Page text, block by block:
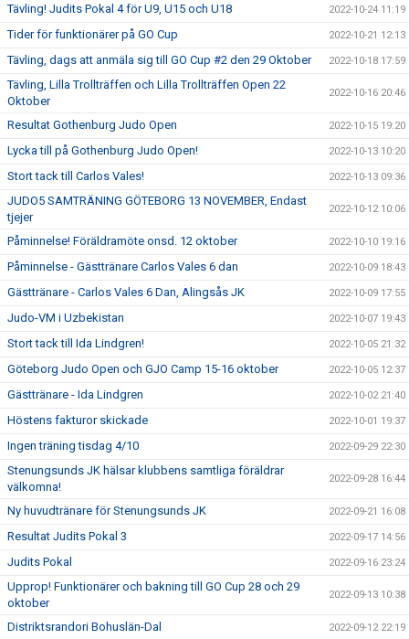
Tävling! Judits Pokal 4 för U9, U15 och U18 2022-10-24 11:19
Tider för funktionärer på GO Cup 2022-10-21 12:13
Tävling, dags att anmäla sig till GO Cup #2 den 29 Oktober 2022-10-18 17:59
Tävling, Lilla Trollträffen och Lilla Trollträffen Open 22
Oktober
2022-10-16 20:46
Resultat Gothenburg Judo Open 2022-10-15 19:20
Lycka till på Gothenburg Judo Open! 2022-10-13 10:20
Stort tack till Carlos Vales! 2022-10-13 09:36
JUDO5 SAMTRÄNING GÖTEBORG 13 NOVEMBER, Endast
tjejer
2022-10-12 10:06
Påminnelse! Föräldramöte onsd. 12 oktober 2022-10-10 19:16
Påminnelse - Gästtränare Carlos Vales 6 dan 2022-10-09 18:43
Gästtränare - Carlos Vales 6 Dan, Alingsås JK 2022-10-09 17:55
Judo-VM i Uzbekistan 2022-10-07 19:43
Stort tack till Ida Lindgren! 2022-10-05 21:32
Göteborg Judo Open och GJO Camp 15-16 oktober 2022-10-05 12:37
Gästtränare - Ida Lindgren 2022-10-02 21:40
Höstens fakturor skickade 2022-10-01 19:37
Ingen träning tisdag 4/10 2022-09-29 22:30
Stenungsunds JK hälsar klubbens samtliga föräldrar
välkomna!
2022-09-28 16:44
Ny huvudtränare för Stenungsunds JK 2022-09-21 16:08
Resultat Judits Pokal 3 2022-09-17 14:56
Judits Pokal 2022-09-16 23:24
Upprop! Funktionärer och bakning till GO Cup 28 och 29
oktober
2022-09-13 10:38
Distriktsrandori Bohuslän-Dal 2022-09-12 22:19